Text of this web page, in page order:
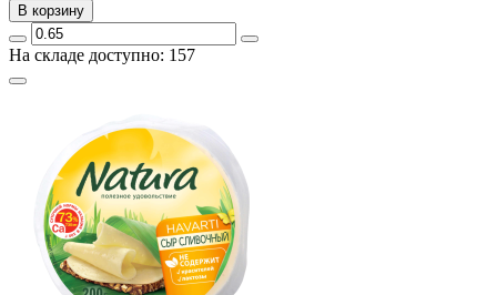
В корзину
На складе доступно: 157